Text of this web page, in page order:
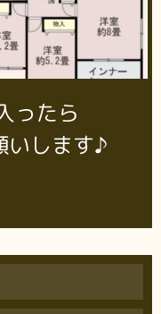
ったら
いします♪